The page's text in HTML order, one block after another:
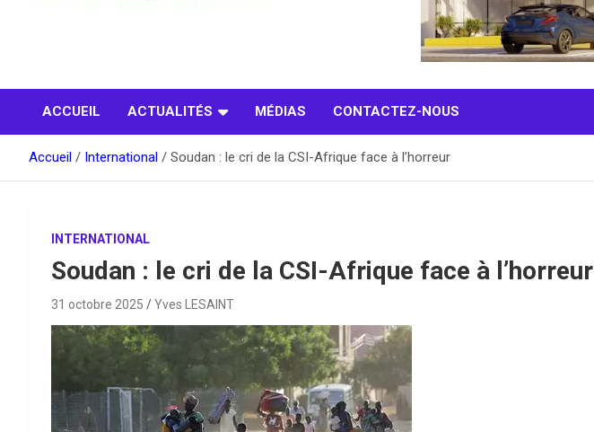
ACCUEIL ACTUALITÉS MÉDIAS CONTACTEZ-NOUS
Accueil International Soudan : le cri de la CSI-Afrique face à l’horreur
INTERNATIONAL
Soudan : le cri de la CSI-Afrique face à l’horreur
31 octobre 2025 Yves LESAINT